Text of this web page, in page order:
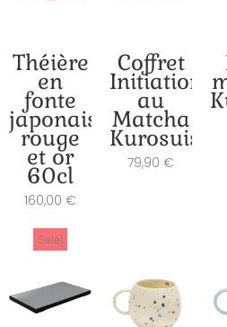
Théière
en
fonte
japonaise
rouge
et or
60cl
160,00 €
Coffret
Initiation
au
Matcha
Kurosuishu
79,90 €
Sale!
était :
95,00 €.
est :
76,00 €.